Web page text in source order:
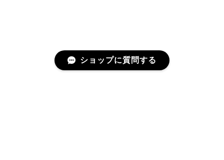
ショップに質問する